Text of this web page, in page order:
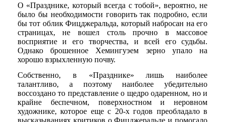
О «Празднике, который всегда с тобой», вероятно, не
было бы необходимости говорить так подробно, если
бы тот облик Фицджеральда, который набросан на его
страницах, не вошел столь прочно в массовое
восприятие и его творчества, и всей его судьбы.
Однако брошенное Хемингуэем зерно упало на
хорошо взрыхленную почву.
Собственно, в «Празднике» лишь наиболее
талантливо, а поэтому наиболее убедительно
воссоздано то представление о щедро одаренном, но и
крайне беспечном, поверхностном и неровном
художнике, которое еще с 20-х годов преобладало в
высказываниях критиков о Фицджеральде и помогало